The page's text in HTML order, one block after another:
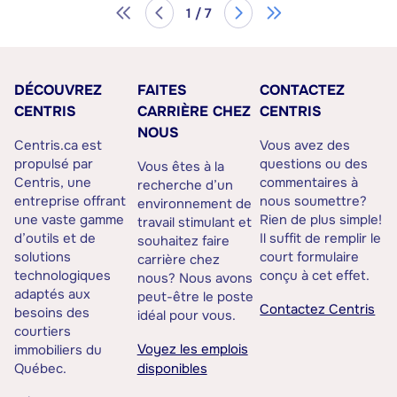
1 / 7
DÉCOUVREZ
CENTRIS
Centris.ca est
propulsé par
Centris, une
entreprise offrant
une vaste gamme
d’outils et de
solutions
technologiques
adaptés aux
besoins des
courtiers
immobiliers du
Québec.
FAITES
CARRIÈRE CHEZ
NOUS
Vous êtes à la
recherche d’un
environnement de
travail stimulant et
souhaitez faire
carrière chez
nous? Nous avons
peut-être le poste
idéal pour vous.
Voyez les emplois
disponibles
CONTACTEZ
CENTRIS
Vous avez des
questions ou des
commentaires à
nous soumettre?
Rien de plus simple!
Il suffit de remplir le
court formulaire
conçu à cet effet.
Contactez Centris